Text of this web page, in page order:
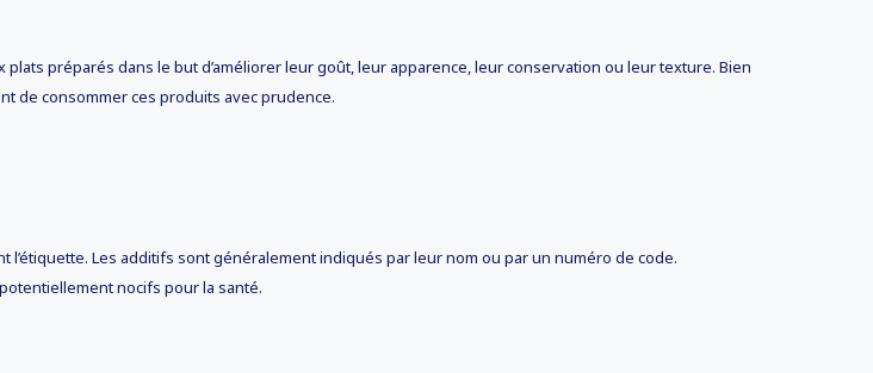
préparés dans le but d’améliorer leur goût, leur apparence, leur conservation ou leur texture. Bien
de consommer ces produits avec prudence.
Les additifs sont généralement indiqués par leur nom ou par un numéro de code.
nocifs pour la santé.